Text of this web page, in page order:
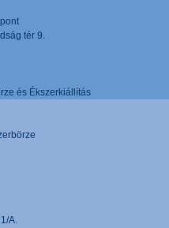
tér 9.
és Ékszerkiállítás
A.